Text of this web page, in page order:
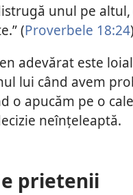
unul pe
(Proverbele 18:24)
adevărat este
lui când avem
o apucăm pe o
neînțeleaptă.
prietenii